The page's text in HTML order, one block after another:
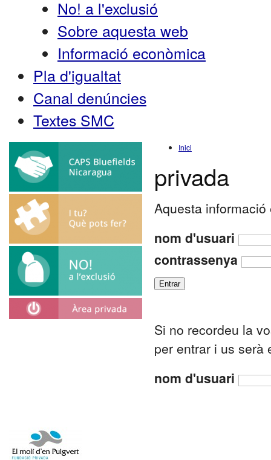
No! a l'exclusió
Sobre aquesta web
Informació econòmica
Pla d'igualtat
Canal denúncies
Textes SMC
Inici
privada
Aquesta
nom d'usuari
contrassenya
Si no recordeu la
per entrar i us serà
nom d'usuari